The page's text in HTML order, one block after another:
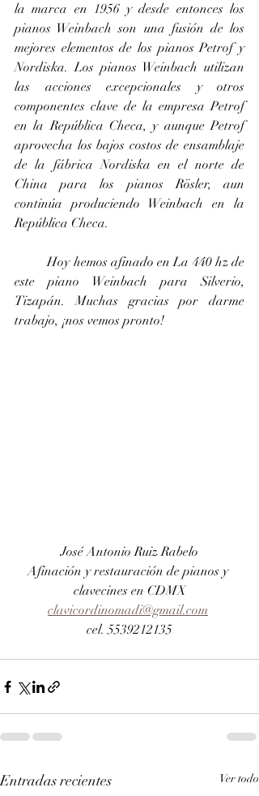
la marca en 1956 y desde entonces los
pianos Weinbach son una fusión de los
mejores elementos de los pianos Petrof y
Nordiska. Los pianos Weinbach utilizan
las acciones excepcionales y otros
componentes clave de la empresa Petrof
en la República Checa, y aunque Petrof
aprovecha los bajos costos de ensamblaje
de la fábrica Nordiska en el norte de
China para los pianos Rösler, aun
continúa produciendo Weinbach en la
República Checa.
	Hoy hemos afinado en La 440 hz de
este piano Weinbach para Silverio,
Tizapán. Muchas gracias por darme
trabajo, ¡nos vemos pronto!
José Antonio Ruiz Rabelo
Afinación y restauración de pianos y
clavecines en CDMX
clavicordinomadi@gmail.com
cel. 5539212135
Entradas recientes Ver todo